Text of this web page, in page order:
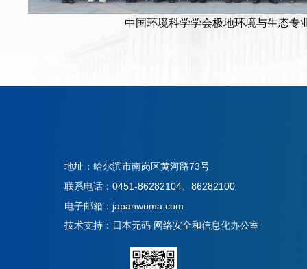
中国环境科学学会极地环境与生态专
地址：哈尔滨市南岗区黄河路73号
联系电话：0451-86282104、86282100
电子邮箱：japanwuma.com
技术支持：日本无码 网络安全和信息化办公室